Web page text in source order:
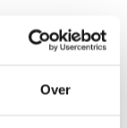
Over